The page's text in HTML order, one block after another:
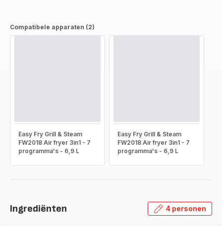
Compatibele apparaten (2)
Easy Fry Grill & Steam
FW2018 Air fryer 3in1 - 7
programma's - 6,9 L
Easy Fry Grill & Steam
FW2018 Air fryer 3in1 - 7
programma's - 6,9 L
Ingrediënten 4 personen